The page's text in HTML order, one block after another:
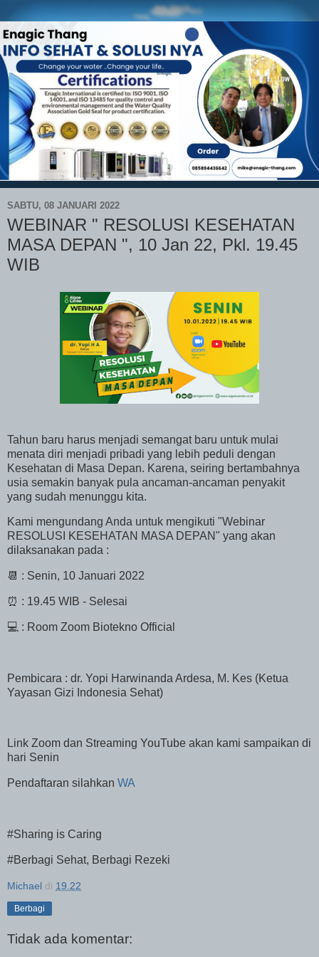
SABTU, 08 JANUARI 2022
WEBINAR " RESOLUSI KESEHATAN
MASA DEPAN ", 10 Jan 22, Pkl. 19.45
WIB
Tahun baru harus menjadi semangat baru untuk mulai
menata diri menjadi pribadi yang lebih peduli dengan
Kesehatan di Masa Depan. Karena, seiring bertambahnya
usia semakin banyak pula ancaman-ancaman penyakit
yang sudah menunggu kita.
Kami mengundang Anda untuk mengikuti "Webinar
RESOLUSI KESEHATAN MASA DEPAN" yang akan
dilaksanakan pada :
📆 : Senin, 10 Januari 2022
⏰ : 19.45 WIB - Selesai
💻 : Room Zoom Biotekno Official
Pembicara : dr. Yopi Harwinanda Ardesa, M. Kes (Ketua
Yayasan Gizi Indonesia Sehat)
Link Zoom dan Streaming YouTube akan kami sampaikan di
hari Senin
Pendaftaran silahkan WA
#Sharing is Caring
#Berbagi Sehat, Berbagi Rezeki
Michael di 19.22
Berbagi
Tidak ada komentar: